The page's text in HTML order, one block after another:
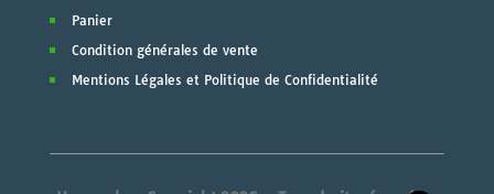
Panier
Condition générales de vente
Mentions Légales et Politique de Confidentialité